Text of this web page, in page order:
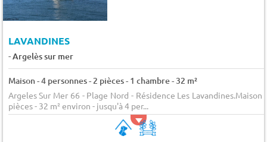
LAVANDINES
-Argelès sur mer
Maison - 4 personnes - 2 pièces - 1 chambre - 32 m²
Argeles Sur Mer 66 - Plage Nord - Résidence Les Lavandines.Maison
pièces - 32 m² environ - jusqu'à 4 per...